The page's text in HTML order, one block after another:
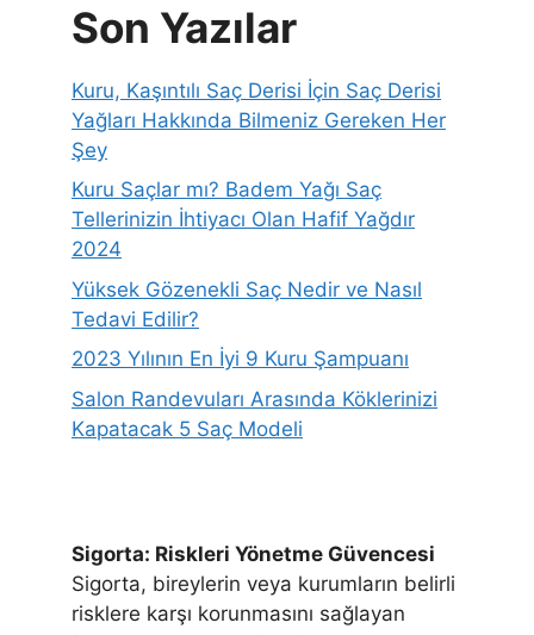
Son Yazılar
Kuru, Kaşıntılı Saç Derisi İçin Saç Derisi
Yağları Hakkında Bilmeniz Gereken Her
Şey
Kuru Saçlar mı? Badem Yağı Saç
Tellerinizin İhtiyacı Olan Hafif Yağdır
2024
Yüksek Gözenekli Saç Nedir ve Nasıl
Tedavi Edilir?
2023 Yılının En İyi 9 Kuru Şampuanı
Salon Randevuları Arasında Köklerinizi
Kapatacak 5 Saç Modeli
Sigorta: Riskleri Yönetme Güvencesi
Sigorta, bireylerin veya kurumların belirli
risklere karşı korunmasını sağlayan